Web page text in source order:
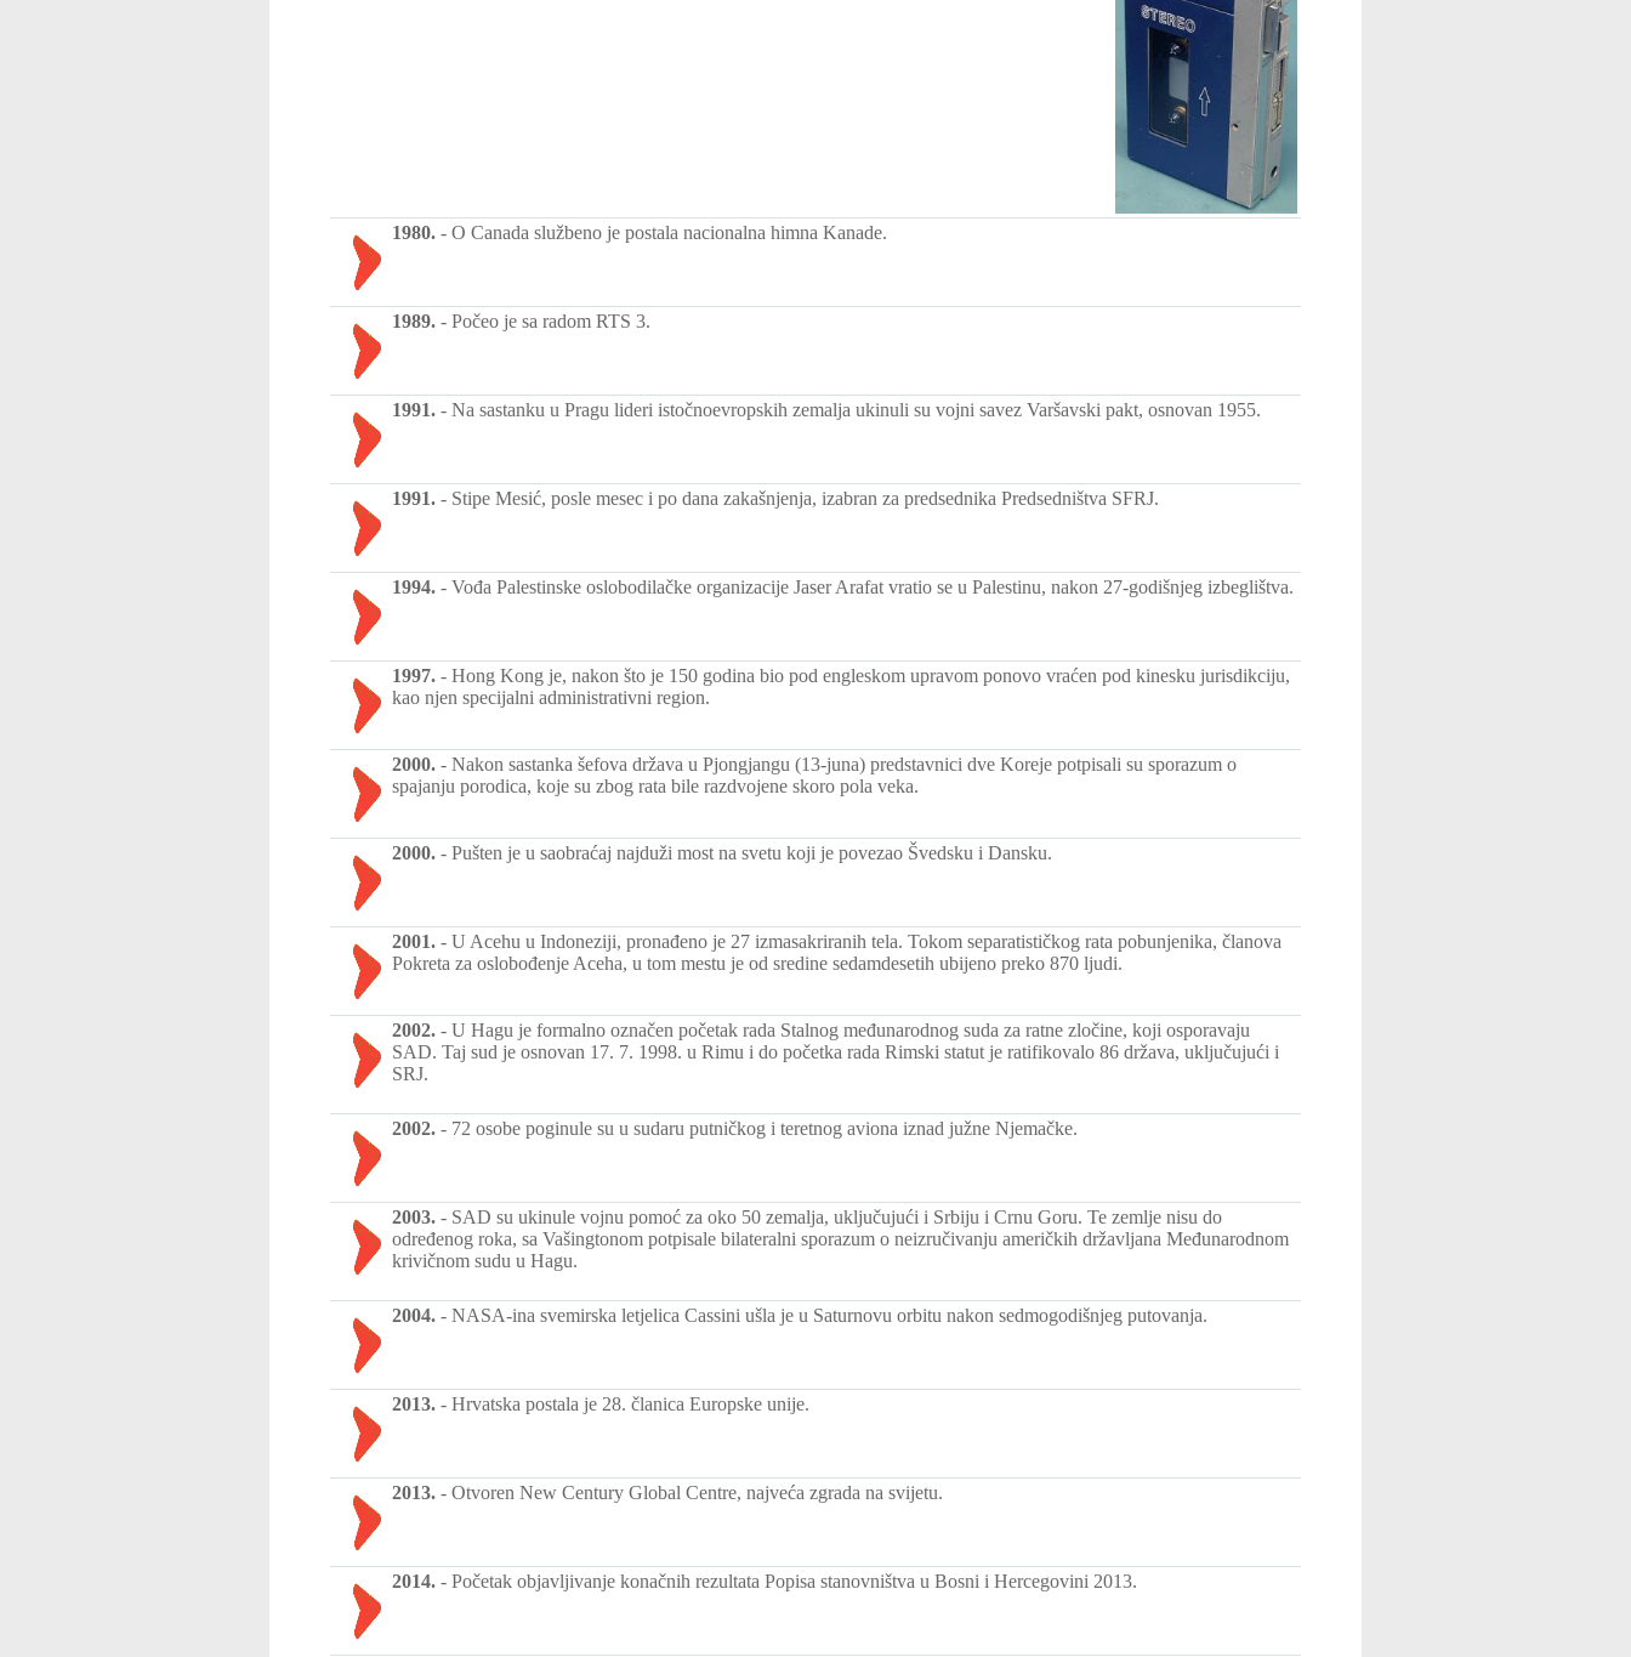
1980. - O Canada službeno je postala nacionalna himna Kanade.
1989. - Počeo je sa radom RTS 3.
1991. - Na sastanku u Pragu lideri istočnoevropskih zemalja ukinuli su vojni savez Varšavski pakt, osnovan 1955.
1991. - Stipe Mesić, posle mesec i po dana zakašnjenja, izabran za predsednika Predsedništva SFRJ.
1994. - Vođa Palestinske oslobodilačke organizacije Jaser Arafat vratio se u Palestinu, nakon 27-godišnjeg izbeglištva.
1997. - Hong Kong je, nakon što je 150 godina bio pod engleskom upravom ponovo vraćen pod kinesku jurisdikciju,
kao njen specijalni administrativni region.
2000. - Nakon sastanka šefova država u Pjongjangu (13-juna) predstavnici dve Koreje potpisali su sporazum o
spajanju porodica, koje su zbog rata bile razdvojene skoro pola veka.
2000. - Pušten je u saobraćaj najduži most na svetu koji je povezao Švedsku i Dansku.
2001. - U Acehu u Indoneziji, pronađeno je 27 izmasakriranih tela. Tokom separatističkog rata pobunjenika, članova
Pokreta za oslobođenje Aceha, u tom mestu je od sredine sedamdesetih ubijeno preko 870 ljudi.
2002. - U Hagu je formalno označen početak rada Stalnog međunarodnog suda za ratne zločine, koji osporavaju
SAD. Taj sud je osnovan 17. 7. 1998. u Rimu i do početka rada Rimski statut je ratifikovalo 86 država, uključujući i
SRJ.
2002. - 72 osobe poginule su u sudaru putničkog i teretnog aviona iznad južne Njemačke.
2003. - SAD su ukinule vojnu pomoć za oko 50 zemalja, uključujući i Srbiju i Crnu Goru. Te zemlje nisu do
određenog roka, sa Vašingtonom potpisale bilateralni sporazum o neizručivanju američkih državljana Međunarodnom
krivičnom sudu u Hagu.
2004. - NASA-ina svemirska letjelica Cassini ušla je u Saturnovu orbitu nakon sedmogodišnjeg putovanja.
2013. - Hrvatska postala je 28. članica Europske unije.
2013. - Otvoren New Century Global Centre, najveća zgrada na svijetu.
2014. - Početak objavljivanje konačnih rezultata Popisa stanovništva u Bosni i Hercegovini 2013.